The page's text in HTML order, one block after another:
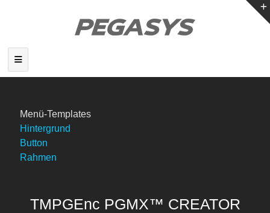
Menü-Templates
Hintergrund
Button
Rahmen
TMPGEnc PGMX™ CREATOR